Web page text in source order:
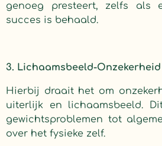
genoeg presteert, zelfs als
succes is behaald.
3. Lichaamsbeeld-Onzekerheid
Hierbij draait het om
uiterlijk en lichaamsbeeld.
gewichtsproblemen tot
over het fysieke zelf.